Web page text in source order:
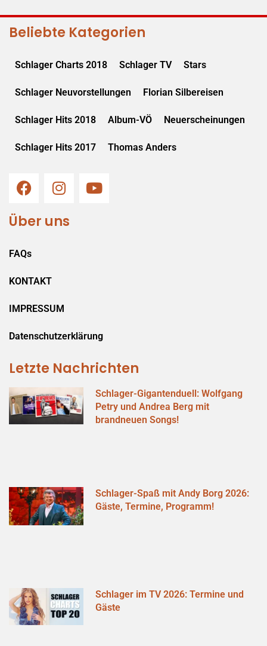
Beliebte Kategorien
Schlager Charts 2018 Schlager TV Stars
Schlager Neuvorstellungen Florian Silbereisen
Schlager Hits 2018 Album-VÖ Neuerscheinungen
Schlager Hits 2017 Thomas Anders
Über uns
FAQs
KONTAKT
IMPRESSUM
Datenschutzerklärung
Letzte Nachrichten
Schlager-Gigantenduell: Wolfgang
Petry und Andrea Berg mit
brandneuen Songs!
Schlager-Spaß mit Andy Borg 2026:
Gäste, Termine, Programm!
Schlager im TV 2026: Termine und
Gäste